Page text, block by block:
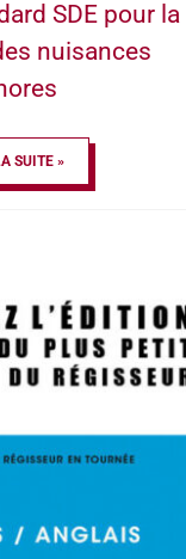
SDE pour la
nuisances
SUITE »